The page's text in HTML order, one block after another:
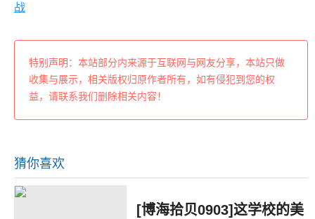
战
特别声明：本站部分内来源于互联网与网友分享，本站只做
收集与展示，相关版权归原作者所有，如有侵犯到您的权
益，请联系我们删除相关内容！
猜你喜欢
[博海拾贝0903]这学校的美